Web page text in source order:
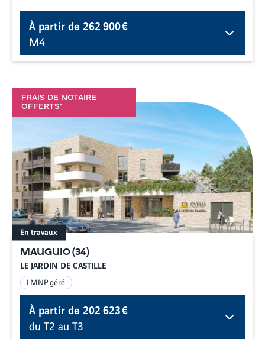
À partir de262 900 €
M4
FRAIS DE NOTAIRE
OFFERTS*
MAUGUIO(34)
LE JARDIN DE CASTILLE
En travaux
LMNP géré
À partir de202 623 €
du T2 au T3